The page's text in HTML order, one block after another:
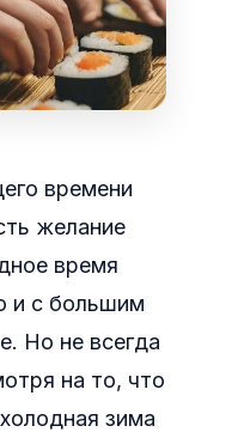
времени
желание
время
и с большим
Но не всегда
на то, что
зима